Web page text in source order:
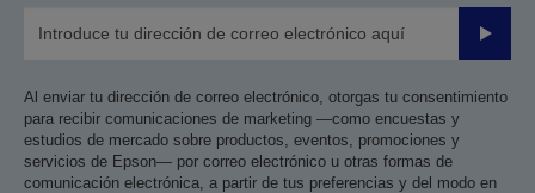
Enviar
Al enviar tu dirección de correo electrónico, otorgas tu consentimiento
para recibir comunicaciones de marketing —como encuestas y
estudios de mercado sobre productos, eventos, promociones y
servicios de Epson— por correo electrónico u otras formas de
comunicación electrónica, a partir de tus preferencias y del modo en